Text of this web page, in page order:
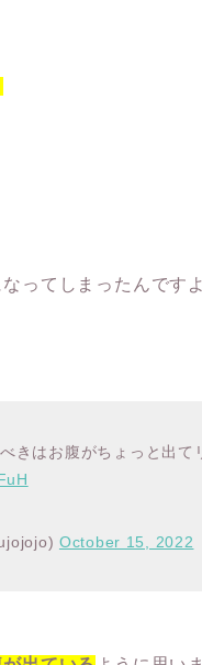
ってしまったんですよ
きはお腹がちょっと出て
October 15, 2022